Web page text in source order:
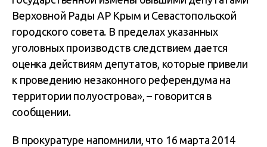
Верховной Рады АР Крым и Севастопольской
городского совета. В пределах указанных
уголовных производств следствием дается
оценка действиям депутатов, которые привели
к проведению незаконного референдума на
территории полуострова», – говорится в
сообщении.
В прокуратуре напомнили, что 16 марта 2014